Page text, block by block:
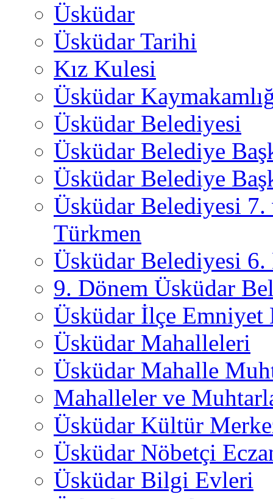
Üsküdar
Üsküdar Tarihi
Kız Kulesi
Üsküdar
Üsküdar Belediyesi
Üsküdar Belediye
Üsküdar Belediye
Üsküdar Belediyesi
Türkmen
Üsküdar Belediyesi 6.
9. Dönem Üsküdar
Üsküdar İlçe
Üsküdar Mahalleleri
Üsküdar Mahalle
Mahalleler ve
Üsküdar Kültür
Üsküdar Nöbetçi
Üsküdar Bilgi Evleri